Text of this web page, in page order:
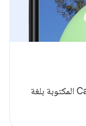
كيفية استخدام واجهات برمجة تطبيقات CameraX المكتوبة بلغة